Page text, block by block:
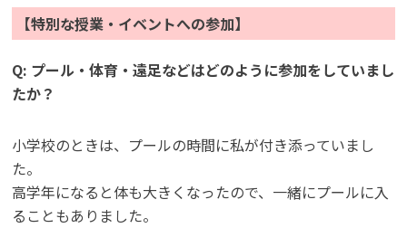
【特別な授業・イベントへの参加】
Q: プール・体育・遠足などはどのように参加をしていまし
たか？
小学校のときは、プールの時間に私が付き添っていまし
た。
高学年になると体も大きくなったので、一緒にプールに入
ることもありました。